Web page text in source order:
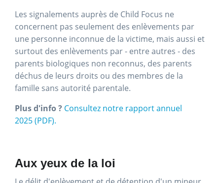
Les signalements auprès de Child Focus ne
concernent pas seulement des enlèvements par
une personne inconnue de la victime, mais aussi et
surtout des enlèvements par - entre autres - des
parents biologiques non reconnus, des parents
déchus de leurs droits ou des membres de la
famille sans autorité parentale.
Plus d'info ? Consultez notre rapport annuel
2025 (PDF).
Aux yeux de la loi